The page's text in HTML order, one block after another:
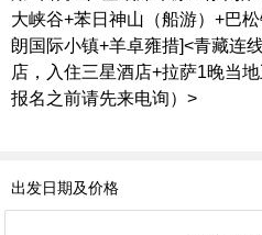
大峡谷+苯日神山（船游）+巴
朗国际小镇+羊卓雍措]<青藏连
店，入住三星酒店+拉萨1晚当
报名之前请先来电询）>
出发日期及价格